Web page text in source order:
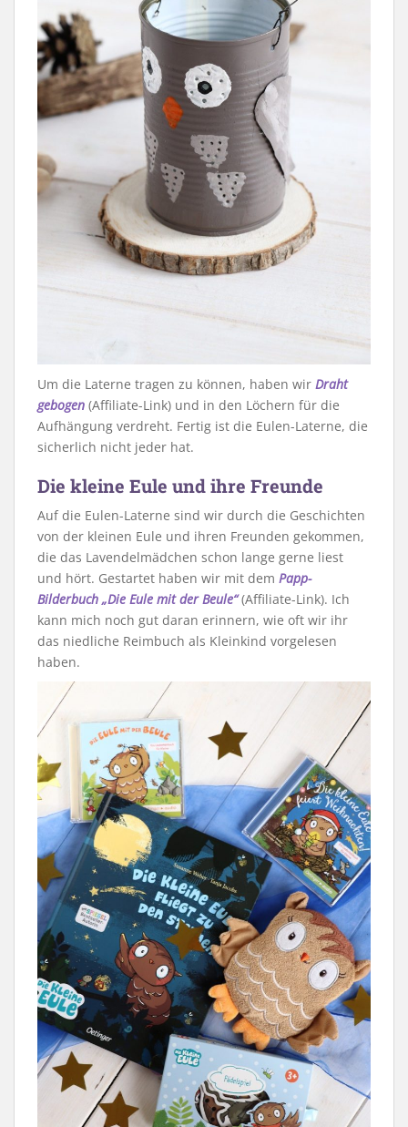
Um die Laterne tragen zu können, haben wir Draht
gebogen (Affiliate-Link) und in den Löchern für die
Aufhängung verdreht. Fertig ist die Eulen-Laterne, die
sicherlich nicht jeder hat.
Die kleine Eule und ihre Freunde
Auf die Eulen-Laterne sind wir durch die Geschichten
von der kleinen Eule und ihren Freunden gekommen,
die das Lavendelmädchen schon lange gerne liest
und hört. Gestartet haben wir mit dem Papp-
Bilderbuch „Die Eule mit der Beule“(Affiliate-Link). Ich
kann mich noch gut daran erinnern, wie oft wir ihr
das niedliche Reimbuch als Kleinkind vorgelesen
haben.